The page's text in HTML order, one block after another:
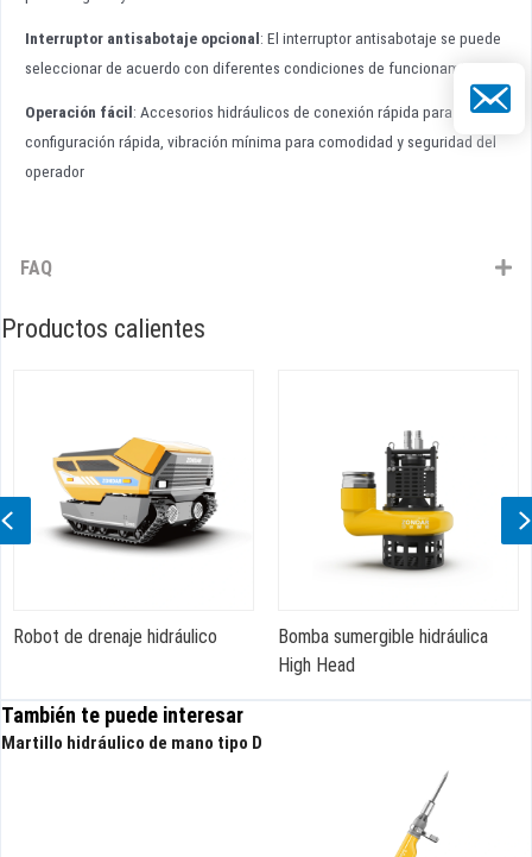
Interruptor antisabotaje opcional: El interruptor antisabotaje se puede
seleccionar de acuerdo con diferentes condiciones de funcionamiento.
Operación fácil: Accesorios hidráulicos de conexión rápida para una
configuración rápida, vibración mínima para comodidad y seguridad del
operador
FAQ
Productos calientes
Robot de drenaje hidráulico
Bomba sumergible hidráulica
High Head
Previous
También te puede interesar
Martillo hidráulico de mano tipo D
Correo